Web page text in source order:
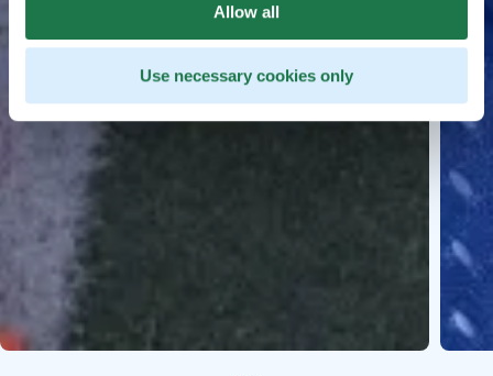
Allow all
Use necessary cookies only